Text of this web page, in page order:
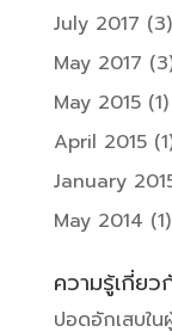
July 2017 (3)
May 2017
May 2015(1)
April 2015
January
May 2014 (1)
ความรู้เกี่ย
ปอดอักเสบใ